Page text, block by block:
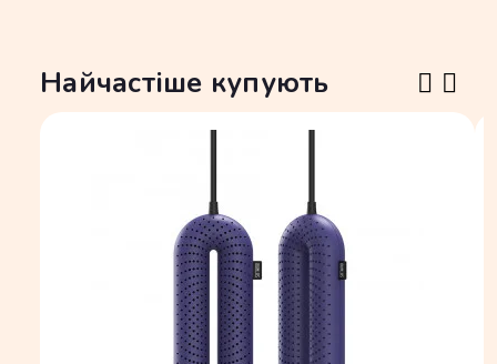
Найчастіше купують